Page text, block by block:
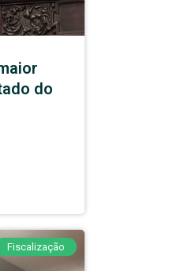
do
Fiscalização